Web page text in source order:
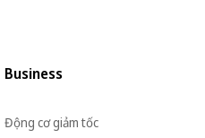
Business
Động cơ giảm tốc